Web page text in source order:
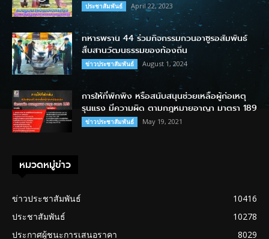
ประชาสัมพันธ์ April 22, 2023
ทหารพราน 44 ร่วมกิจกรรมกวนอาซูรอสัมพันธ์
สืบสานวัฒนธรรมของท้องถิ่น
ข่าวประชาสัมพันธ์ August 1, 2024
การให้ที่พักพิง หรือสนับสนุนช่วยเหลือผู้ก่อเหตุ
รุนแรง มีความผิด ตามกฎหมายอาญา มาตรา 189
ข่าวประชาสัมพันธ์ May 19, 2021
หมวดหมู่ข่าว
ข่าวประชาสัมพันธ์
10416
ประชาสัมพันธ์
10278
ประกาศผู้ชนะการเสนอราคา
8029